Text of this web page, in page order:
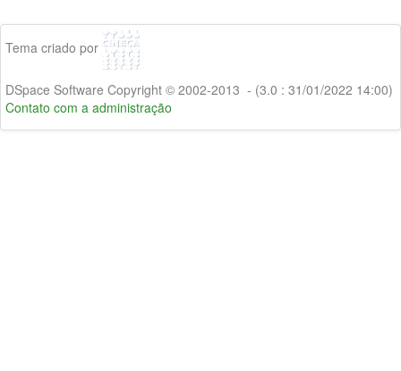
Tema criado por
DSpace Software Copyright © 2002-2013 - (3.0 : 31/01/2022 14:00)
Contato com a administração